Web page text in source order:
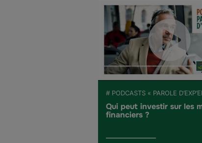
# PODCASTS « PAROLE
Qui peut investir sur les
financiers ?